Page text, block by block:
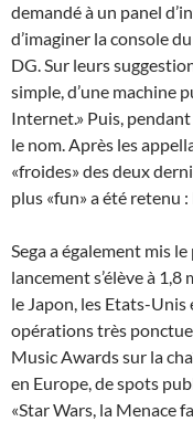
demandé à un panel
d’imaginer la console
DG. Sur leurs
simple, d’une machine
Internet.» Puis,
le nom. Après les
«froides» des deux
plus «fun» a été retenu
Sega a également mis
lancement s’élève à
le Japon, les Etats-Unis
opérations très
Music Awards sur la
en Europe, de spots
«Star Wars, la Menace